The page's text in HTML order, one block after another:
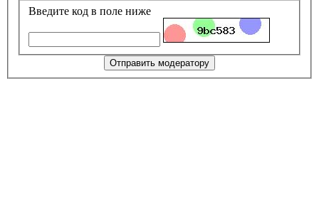
Введите код в поле ниже
Отправить модератору